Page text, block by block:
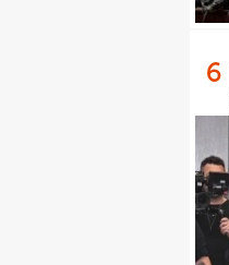
6